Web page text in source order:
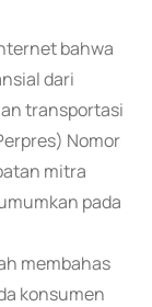
bahwa
dari
transportasi
Nomor
mitra
pada
membahas
konsumen